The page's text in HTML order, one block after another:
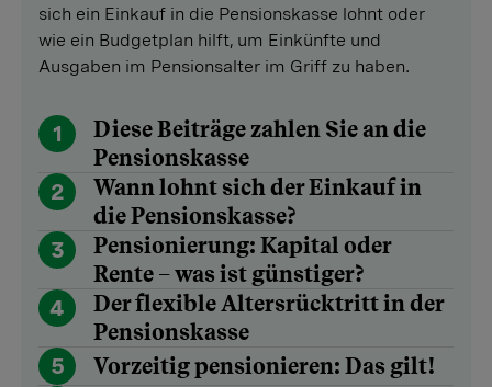
sich ein Einkauf in die Pensionskasse lohnt oder
wie ein Budgetplan hilft, um Einkünfte und
Ausgaben im Pensionsalter im Griff zu haben.
1
Diese Beiträge zahlen Sie an die
Pensionskasse
2
Wann lohnt sich der Einkauf in
die Pensionskasse?
3
Pensionierung: Kapital oder
Rente – was ist günstiger?
4
Der flexible Altersrücktritt in der
Pensionskasse
5
Vorzeitig pensionieren: Das gilt!